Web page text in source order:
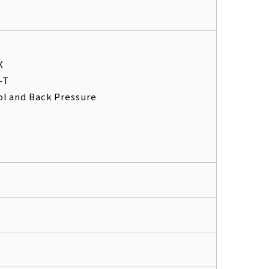
T
and Back Pressure